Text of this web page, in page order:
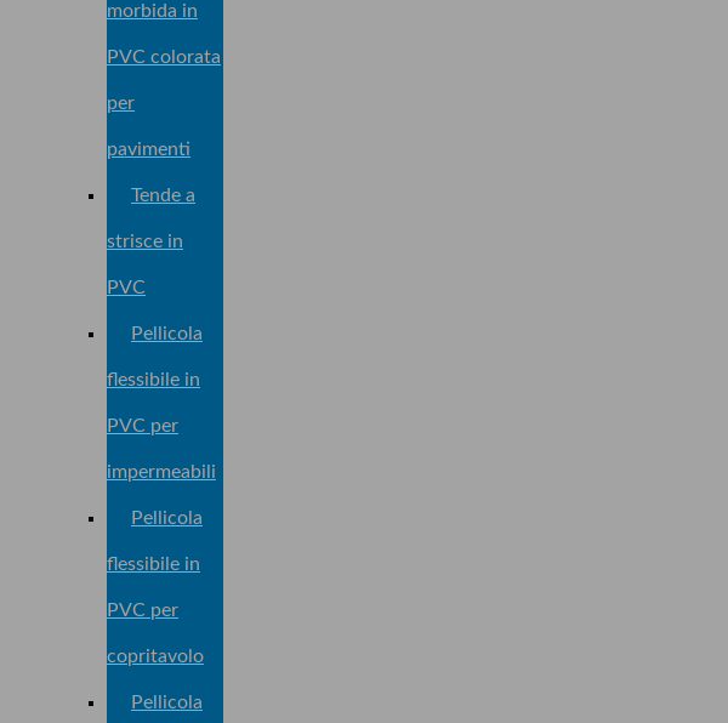
morbida in
PVC colorata
per
pavimenti
Tende a
strisce in
PVC
Pellicola
flessibile in
PVC per
impermeabili
Pellicola
flessibile in
PVC per
copritavolo
Pellicola